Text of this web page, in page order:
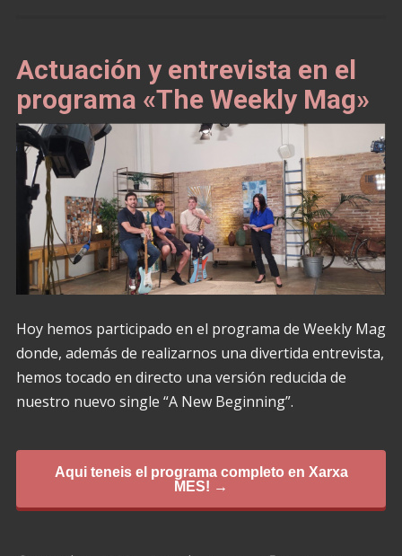
Actuación y entrevista en el
programa «The Weekly Mag»
Hoy hemos participado en el programa de Weekly Mag
donde, además de realizarnos una divertida entrevista,
hemos tocado en directo una versión reducida de
nuestro nuevo single “A New Beginning”.
Aqui teneis el programa completo en Xarxa
MES! →